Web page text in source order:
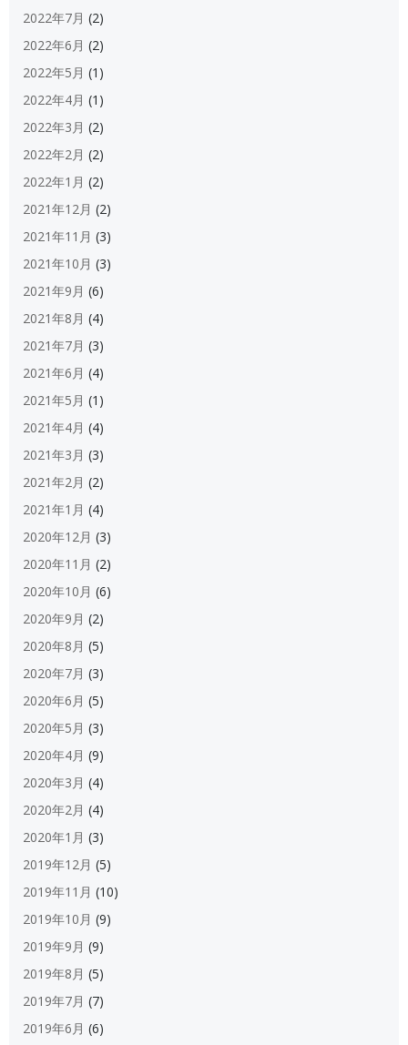
2022年7月 (2)
2022年6月 (2)
2022年5月 (1)
2022年4月 (1)
2022年3月 (2)
2022年2月 (2)
2022年1月 (2)
2021年12月 (2)
2021年11月 (3)
2021年10月 (3)
2021年9月 (6)
2021年8月 (4)
2021年7月 (3)
2021年6月 (4)
2021年5月 (1)
2021年4月 (4)
2021年3月 (3)
2021年2月 (2)
2021年1月 (4)
2020年12月 (3)
2020年11月 (2)
2020年10月 (6)
2020年9月 (2)
2020年8月 (5)
2020年7月 (3)
2020年6月 (5)
2020年5月 (3)
2020年4月 (9)
2020年3月 (4)
2020年2月 (4)
2020年1月 (3)
2019年12月 (5)
2019年11月 (10)
2019年10月 (9)
2019年9月 (9)
2019年8月 (5)
2019年7月 (7)
2019年6月 (6)